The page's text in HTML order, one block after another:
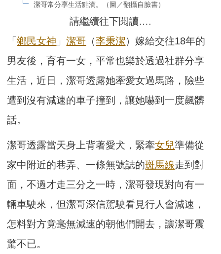
潔哥常分享生活點滴。（圖／翻攝自臉書）
請繼續往下閱讀….
「鄉民女神 」潔哥 （李秉潔）嫁給交往18年的
男友後，育有一女，平常也樂於透過社群分享
生活，近日，潔哥透露她牽愛女過馬路，險些
遭到沒有減速的車子撞到，讓她嚇到一度飆髒
話。
潔哥透露當天身上背著愛犬，緊牽女兒準備從
家中附近的巷弄、一條無號誌的斑馬線走到對
面，不過才走三分之一時，潔哥發現對向有一
輛車駛來，但潔哥深信駕駛看見行人會減速，
怎料對方竟毫無減速的朝他們開去，讓潔哥震
驚不已。